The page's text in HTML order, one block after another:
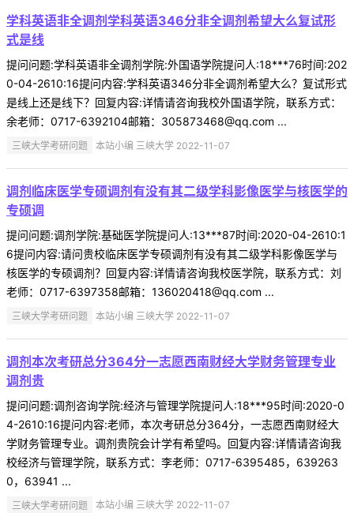
学科英语非全调剂学科英语346分非全调剂希望大么复试形
式是线
提问问题:学科英语非全调剂学院:外国语学院提问人:18***76时间:202
0-04-2610:16提问内容:学科英语346分非全调剂希望大么？复试形式
是线上还是线下？回复内容:详情请咨询我校外国语学院，联系方式：
余老师：0717-6392104邮箱：305873468@qq.com ...
三峡大学考研问题 本站小编 三峡大学 2022-11-07
调剂临床医学专硕调剂有没有其二级学科影像医学与核医学的
专硕调
提问问题:调剂学院:基础医学院提问人:13***87时间:2020-04-2610:1
6提问内容:请问贵校临床医学专硕调剂有没有其二级学科影像医学与
核医学的专硕调剂？回复内容:详情请咨询我校医学院，联系方式：刘
老师：0717-6397358邮箱：136020418@qq.com ...
三峡大学考研问题 本站小编 三峡大学 2022-11-07
调剂本次考研总分364分一志愿西南财经大学财务管理专业
调剂贵
提问问题:调剂咨询学院:经济与管理学院提问人:18***95时间:2020-0
4-2610:16提问内容:老师，本次考研总分364分，一志愿西南财经大
学财务管理专业。调剂贵院会计学有希望吗。回复内容:详情请咨询我
校经济与管理学院，联系方式：李老师：0717-6395485，639263
0，63941 ...
三峡大学考研问题 本站小编 三峡大学 2022-11-07